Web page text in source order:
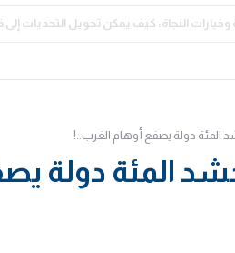
وخيارات النجاة: كيف يمكن تحويل التحديات
المئة دولة يصفع أوهام الغرب..!
المئة دولة